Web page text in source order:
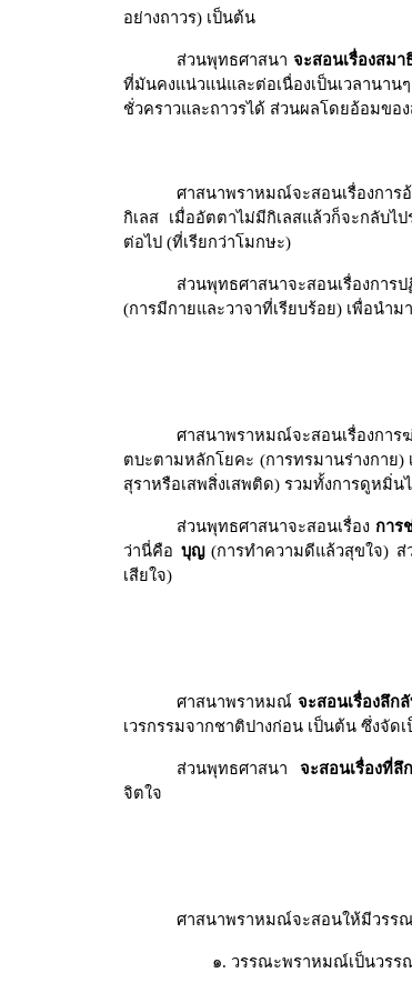
อย่างถาวร) เป็นต้น
ส่วนพุทธศาสนา จะสอนเรื่องสม
ที่มันคงแน่วแน่และต่อเนื่องเป็นเวลานานๆ
ชั่วคราวและถาวรได้ ส่วนผลโดยอ้อมขอ
ศาสนาพราหมณ์จะสอนเรื่องการ
กิเลส เมื่ออัตตาไม่มีกิเลสแล้วก็จะกลับ
ต่อไป (ที่เรียกว่าโมกษะ)
ส่วนพุทธศาสนาจะสอนเรื่องการป
(การมีกายและวาจาที่เรียบร้อย) เพื่อนำ
ศาสนาพราหมณ์จะสอนเรื่องการ
ตบะตามหลักโยคะ (การทรมานร่างกาย
สุราหรือเสพสิ่งเสพติด) รวมทั้งการดูหมิ่น
ส่วนพุทธศาสนาจะสอนเรื่อง การ
ว่านี่คือ บุญ(การทำความดีแล้วสุขใจ) ส่
เสียใจ)
ศาสนาพราหมณ์ จะสอนเรื่องลึก
เวรกรรมจากชาติปางก่อน เป็นต้น ซึ่งจัด
ส่วนพุทธศาสนา จะสอนเรื่องที่ลึ
จิตใจ
ศาสนาพราหมณ์จะสอนให้มีวรร
๑. วรรณะพราหมณ์เป็นวรร